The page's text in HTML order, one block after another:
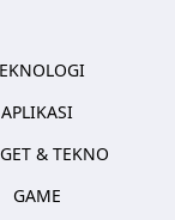
APLIKASI
& TEKNO
GAME